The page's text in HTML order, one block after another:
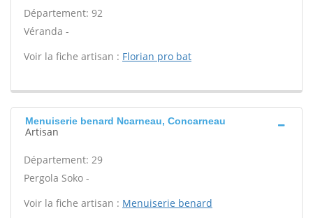
Département: 92
Véranda -
Voir la fiche artisan : Florian pro bat
Menuiserie benard Ncarneau, Concarneau
Artisan
Département: 29
Pergola Soko -
Voir la fiche artisan : Menuiserie benard